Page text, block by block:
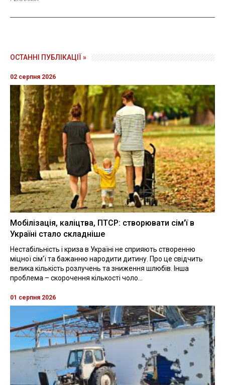
ОСТАННІ ПУБЛІКАЦІЇ »
02 серпня 2026
Мобілізація, каліцтва, ПТСР: створювати сім'ї в
Україні стало складніше
Нестабільність і криза в Україні не сприяють створенню
міцної сім'ї та бажанню народити дитину. Про це свідчить
велика кількість розлучень та зниження шлюбів. Інша
проблема – скорочення кількості чоло...
01 серпня 2026